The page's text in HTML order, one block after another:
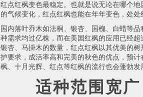
红点红枫变色最稳定。也就是说无论在哪个地
的气候变化，红点红枫也能在年年变色，处处
国内落叶乔木如法桐、银杏、国槐、白蜡等品
种需求均过亿株，而在美国红枫的应用已经超
银杏、马掛木的数量，红点红枫以其优美的树
护要求，成活率高和完美的秋色的优点，预计
枫、十月光辉、红点等红枫的流行也会蓬勃发
适种范围宽广